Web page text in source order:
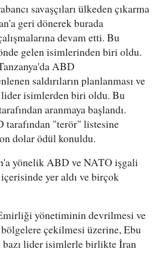
savaşçıları ülkeden çıkarma
geri dönerek burada
devam etti. Bu
gelen isimlerinden biri oldu.
ABD
saldırıların planlanması ve
isimlerden biri oldu. Bu
aranmaya başlandı.
tarafından "terör" listesine
dolar ödül konuldu.
yönelik ABD ve NATO işgali
yer aldı ve birçok
yönetiminin devrilmesi ve
bölgelere çekilmesi üzerine, Ebu
lider isimlerle birlikte İran